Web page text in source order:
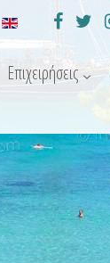
Επιχειρήσεις